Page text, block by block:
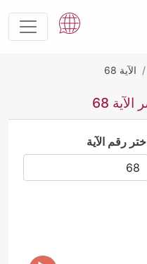
الآية 68
68
رقم الآية